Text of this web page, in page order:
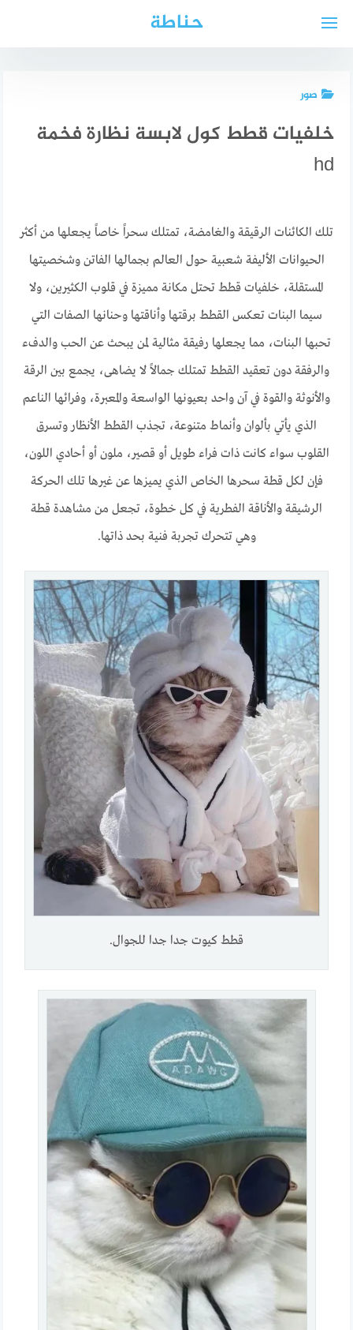
حناطة
صور
خلفيات قطط كول لابسة نظارة فخمة
hd
تلك الكائنات الرقيقة والغامضة، تمتلك سحراً خاصاً يجعلها من أكثر
الحيوانات الأليفة شعبية حول العالم بجمالها الفاتن وشخصيتها
المستقلة، خلفيات قطط تحتل مكانة مميزة في قلوب الكثيرين، ولا
سيما البنات تعكس القطط برقتها وأناقتها وحنانها الصفات التي
تحبها البنات، مما يجعلها رفيقة مثالية لمن يبحث عن الحب والدفء
والرفقة دون تعقيد القطط تمتلك جمالاً لا يضاهى، يجمع بين الرقة
والأنوثة والقوة في آن واحد بعيونها الواسعة والمعبرة، وفرائها الناعم
الذي يأتي بألوان وأنماط متنوعة، تجذب القطط الأنظار وتسرق
القلوب سواء كانت ذات فراء طويل أو قصير، ملون أو أحادي اللون،
فإن لكل قطة سحرها الخاص الذي يميزها عن غيرها تلك الحركة
الرشيقة والأناقة الفطرية في كل خطوة، تجعل من مشاهدة قطة
وهي تتحرك تجربة فنية بحد ذاتها.
قطط كيوت جدا جدا للجوال.